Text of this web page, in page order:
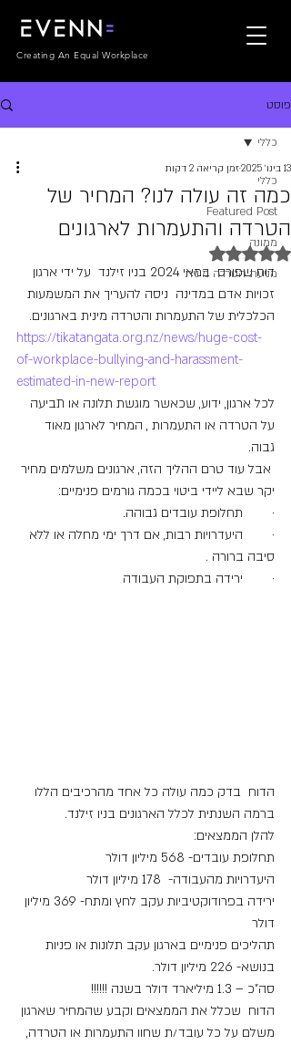
Creating An Equal Workplace
פוסט
כללי
Featured Post
ממונה
מניעת הטרדה מינית
כללי
כמה זה עולה לנו? המחיר של
הטרדה והתעמרות לארגונים
13 בינו׳ 2025 זמן קריאה 2 דקות
דירוג של NaN מתוך 5 כוכבים
דוח שפורס  במאי 2024 בניו זילנד  על ידי ארגון
זכויות אדם במדינה  ניסה להעריך את המשמעות
הכלכלית של התעמרות והטרדה מינית בארגונים.
https://tikatangata.org.nz/news/huge-cost-
of-workplace-bullying-and-harassment-
estimated-in-new-report
לכל ארגון, ידוע, שכאשר מוגשת תלונה או תביעה
על הטרדה או התעמרות , המחיר לארגון מאוד
גבוה.
אבל עוד טרם ההליך הזה, ארגונים משלמים מחיר
יקר שבא ליידי ביטוי בכמה גורמים פנימיים:
·        תחלופת עובדים גבוהה.
·        היעדרויות רבות, אם דרך ימי מחלה או ללא
סיבה ברורה .
·        ירידה בתפוקת העבודה
הדוח  בדק כמה עולה כל אחד מהרכיבים הללו
ברמה השנתית לכלל הארגונים בניו זילנד.
להלן הממצאים:
תחלופת עובדים- 568 מיליון דולר
היעדרויות מהעבודה-  178 מיליון דולר
ירידה בפרודוקטיביות עקב לחץ ומתח- 369 מיליון
דולר
תהליכים פנימיים בארגון עקב תלונות או פניות
בנושא- 226 מיליון דולר.
סה"כ – 1.3 מיליארד דולר בשנה !!!!!!
הדוח  שכלל את הממצאים וקבע שהמחיר שארגון
משלם על כל עובד/ת שחוו התעמרות או הטרדה,